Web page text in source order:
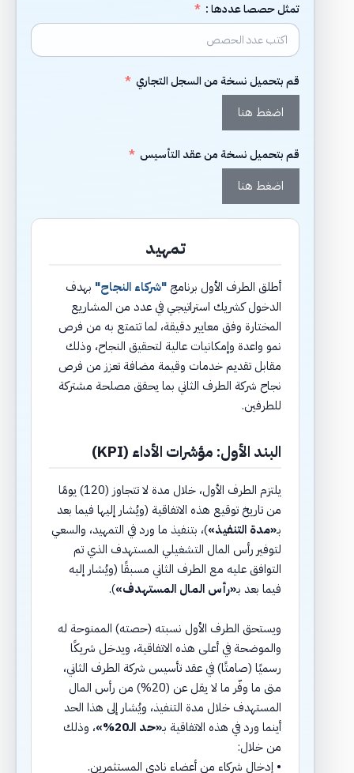
تمثل حصصا عددها :
قم بتحميل نسخة من السجل التجاري
اضغط هنا
قم بتحميل نسخة من عقد التأسيس
اضغط هنا
تمهيد
أطلق الطرف الأول برنامج "شركاء النجاح" بهدف
الدخول كشريك استراتيجي في عدد من المشاريع
المختارة وفق معايير دقيقة، لما تتمتع به من فرص
نمو واعدة وإمكانيات عالية لتحقيق النجاح، وذلك
مقابل تقديم خدمات وقيمة مضافة تعزز من فرص
نجاح شركة الطرف الثاني بما يحقق مصلحة مشتركة
للطرفين.
البند الأول: مؤشرات الأداء (KPI)
يلتزم الطرف الأول، خلال مدة لا تتجاوز (120) يومًا
من تاريخ توقيع هذه الاتفاقية (ويُشار إليها فيما بعد
بـ«مدة التنفيذ»)، بتنفيذ ما ورد في التمهيد، والسعي
لتوفير رأس المال التشغيلي المستهدف الذي تم
التوافق عليه مع الطرف الثاني مسبقًا (ويُشار إليه
فيما بعد بـ«رأس المال المستهدف»).
ويستحق الطرف الأول نسبته (حصته) الممنوحة له
والموضحة في أعلى هذه الاتفاقية، ويدخل شريكًا
رسميًا (صامتًا) في عقد تأسيس شركة الطرف الثاني،
متى ما وفّر ما لا يقل عن (20%) من رأس المال
المستهدف خلال مدة التنفيذ، ويُشار إلى هذا الحد
أينما ورد في هذه الاتفاقية بـ«حد الـ20%»
، وذلك
من خلال:
• إدخال شركاء من أعضاء نادي المستثمرين.